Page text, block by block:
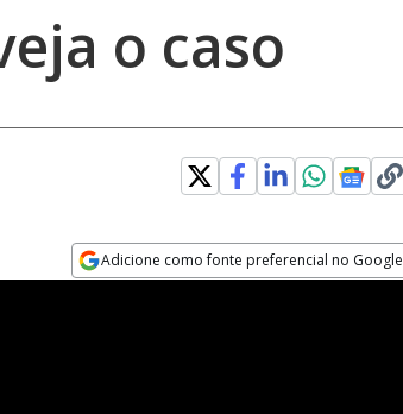
o caso
Adicione como fonte preferencial no Google